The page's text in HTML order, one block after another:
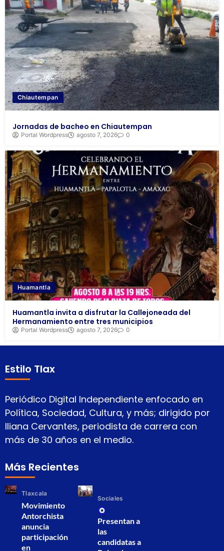
Chiautempan
Jornadas de bacheo en Chiautempan
Portal Wordpress agosto 7, 2026 0
Huamantla
Huamantla invita a disfrutar la Callejoneada del
Hermanamiento entre tres municipios
Portal Wordpress agosto 7, 2026 0
Estilo Tlax
Periódico Digital Independiente enfocado en
Política, Sociedad, Cultura, y más; dirigido por
Iliana Cervantes, periodista de carrera con
más de 30 años en el medio.
Más Recientes
Tlaxcala
Movimiento
Antorchista
anuncia
participación
en
Sociales
Presentan a
las
candidatas a